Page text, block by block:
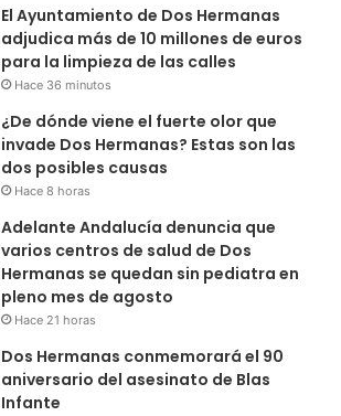
El Ayuntamiento de Dos Hermanas
adjudica más de 10 millones de euros
para la limpieza de las calles
Hace 36 minutos
¿De dónde viene el fuerte olor que
invade Dos Hermanas? Estas son las
dos posibles causas
Hace 8 horas
Adelante Andalucía denuncia que
varios centros de salud de Dos
Hermanas se quedan sin pediatra en
pleno mes de agosto
Hace 21 horas
Dos Hermanas conmemorará el 90
aniversario del asesinato de Blas
Infante